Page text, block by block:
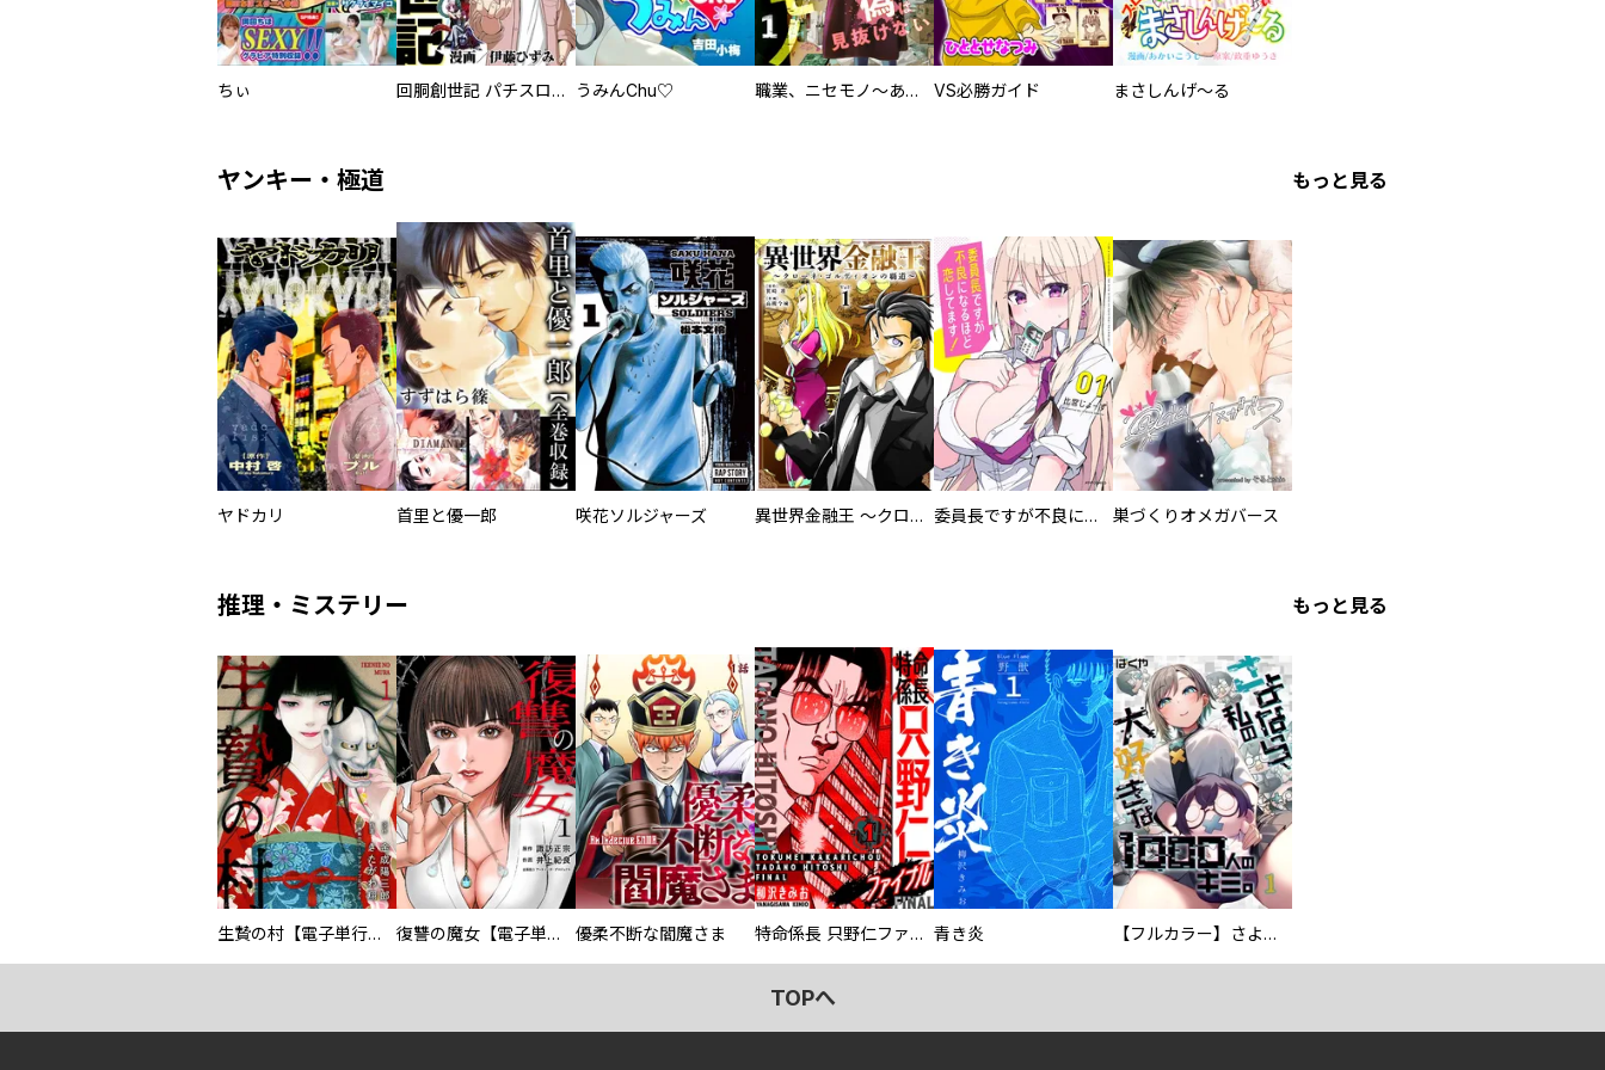
ちぃ 回胴創世記 パチスロを創った男達 うみんChu♡ 職業、ニセモノ～あなたに偽は見抜けない【電子単行本版】 VS必勝ガイド まさしんげ～る
ヤンキー・極道 もっと見る
ヤドカリ 首里と優一郎 咲花ソルジャーズ 異世界金融王 ～クローネ・ゴルディオンの覇道～ 委員長ですが不良になるほど恋してます！ 巣づくりオメガバース
推理・ミステリー もっと見る
生贄の村【電子単行本版】 復讐の魔女【電子単行本版】 優柔不断な閻魔さま 特命係長 只野仁ファイナル 愛蔵版 青き炎 【フルカラー】さよなら、私の大好きな１０００人のキミ。
TOPへ